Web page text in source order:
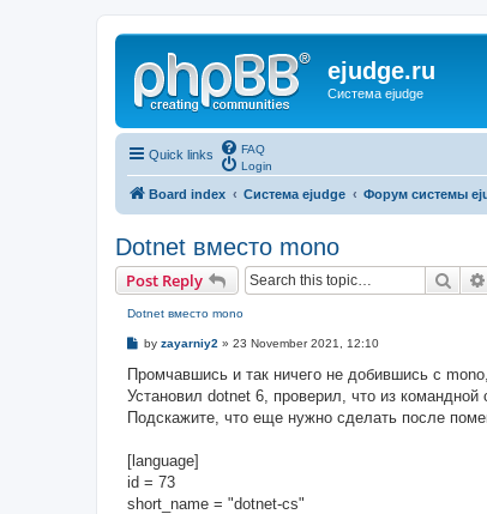
ejudge.ru
Система ejudge
Quick links
FAQ
Login
Board index Система ejudge Форум системы
Dotnet вместо mono
Post Reply
Dotnet вместо mono
P
s
t
by zayarniy2 » 23 November 2021, 12:10
Промчавшись и так ничего не добившись с
Установил dotnet 6, проверил, что из командной
Подскажите, что еще нужно сделать после
[language]
id = 73
short_name = "dotnet-cs"